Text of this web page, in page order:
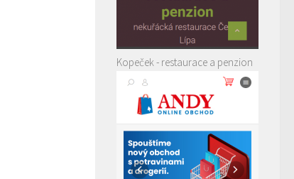
Kopeček - restaurace a penzion